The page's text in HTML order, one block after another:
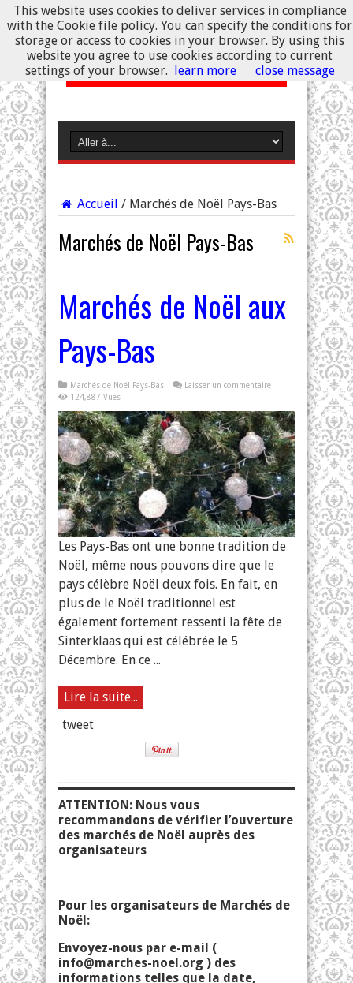
Accueil / Marchés de Noël Pays-Bas
Marchés de Noël Pays-Bas
Marchés de Noël aux
Pays-Bas
Marchés de Noël Pays-Bas
Laisser un commentaire
124,887 Vues
Les Pays-Bas ont une bonne tradition de
Noël, même nous pouvons dire que le
pays célèbre Noël deux fois. En fait, en
plus de le Noël traditionnel est
également fortement ressenti la fête de
Sinterklaas qui est célébrée le 5
Décembre. En ce ...
Lire la suite...
tweet
ATTENTION: Nous vous
recommandons de vérifier l’ouverture
des marchés de Noël auprès des
organisateurs
Pour les organisateurs de Marchés de
Noël:
Envoyez-nous par e-mail (
info@marches-noel.org ) des
informations telles que la date,
This website uses cookies to deliver services in compliance
with the Cookie file policy. You can specify the conditions for
storage or access to cookies in your browser. By using this
website you agree to use cookies according to current
settings of your browser. learn more close message